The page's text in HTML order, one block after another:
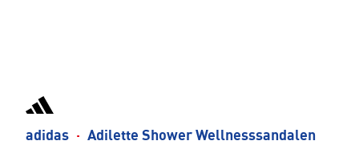
adidas · Adilette Shower Wellnesssandalen